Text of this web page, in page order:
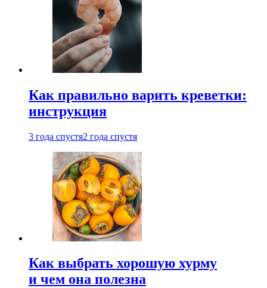
Как правильно варить креветки:
инструкция
3 года спустя2 года спустя
Как выбрать хорошую хурму
и чем она полезна